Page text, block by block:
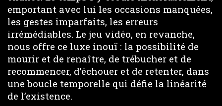
emportant avec lui les occasions manquées,
les gestes imparfaits, les erreurs
irrémédiables. Le jeu vidéo, en revanche,
nous offre ce luxe inouï : la possibilité de
mourir et de renaître, de trébucher et de
recommencer, d’échouer et de retenter, dans
une boucle temporelle qui défie la linéarité
de l’existence.